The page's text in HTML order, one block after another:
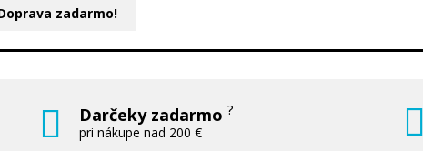
zadarmo!
Darčeky zadarmo?
pri nákupe nad 200 €